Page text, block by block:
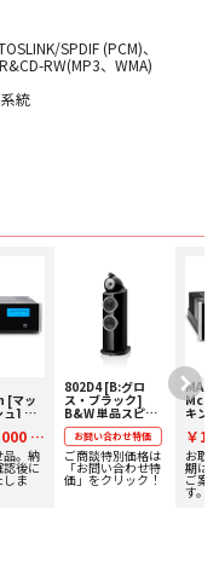
SPDIF (PCM)、
RW(MP3、WMA)
統
[マッ
ュ] ス
定額
実施
税
品。納
認後に
しま
802D4 [B:グロ
ス・ブラック]
B&W 単品スピー
カー 【価格お問い
合わせ用】
お問い合わせ特価
ご商談特別価格は
「お問い合わせ特
価」をクリック！
キン
取り
ップ
￥
込
お取
期は
ご案
す。